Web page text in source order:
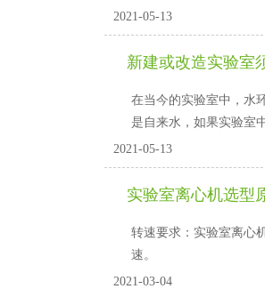
2021-05-13
新建或改造实验室须
在当今的实验室中，
是自来水，如果实验室
2021-05-13
实验室离心机选型
转速要求：实验室离
速。
2021-03-04